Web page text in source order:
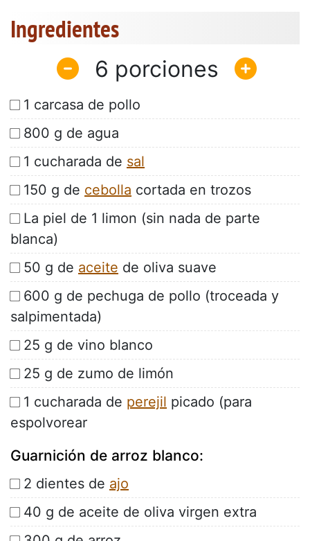
Ingredientes
6
1 carcasa de pollo
800 g de agua
1 cucharada de sal
150 g de cebolla cortada en trozos
La piel de 1 limon (sin nada de parte
blanca)
50 g de aceite de oliva suave
600 g de pechuga de pollo (troceada y
salpimentada)
25 g de vino blanco
25 g de zumo de limón
1 cucharada de perejil picado (para
espolvorear
Guarnición de arroz blanco:
2 dientes de ajo
40 g de aceite de oliva virgen extra